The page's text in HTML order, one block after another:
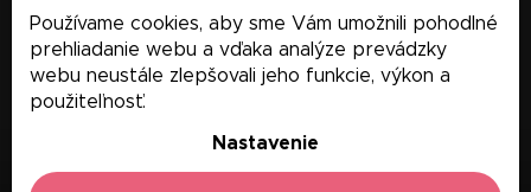
Používame cookies, aby sme Vám umožnili pohodlné
prehliadanie webu a vďaka analýze prevádzky
webu neustále zlepšovali jeho funkcie, výkon a
použiteľnosť.
Nastavenie
Facebook